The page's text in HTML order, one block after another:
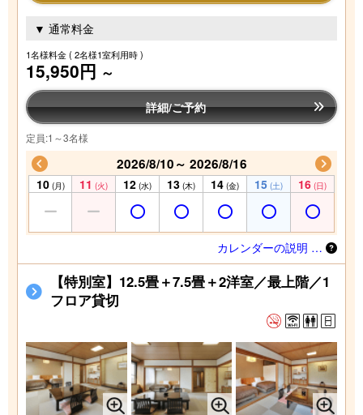
▼ 通常料金
1名様料金( 2名様1室利用時 )
15,950円 ～
詳細/ご予約
定員:1～3名様
2026/8/10～ 2026/8/16
10 (月) 11 (火) 12 (水) 13 (木) 14 (金) 15 (土) 16 (日)
カレンダーの説明 …
【特別室】12.5畳＋7.5畳＋2洋室／最上階／1
フロア貸切